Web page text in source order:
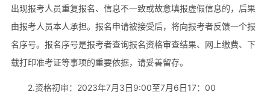
出现报考人员重复报名、信息不一致或故意填报虚假信息的，后果
由报考人员本人承担。报名申请被接受后，将向报考者反馈一个报
名序号。报名序号是报考者查询报名资格审查结果、网上缴费、下
载打印准考证等事项的重要依据，请妥善留存。
2.资格初审：2023年7月3日9:00至7月6日17：00